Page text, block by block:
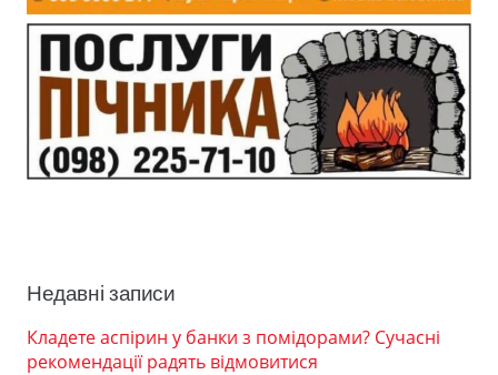
Недавні записи
Кладете аспірин у банки з помідорами? Сучасні
рекомендації радять відмовитися